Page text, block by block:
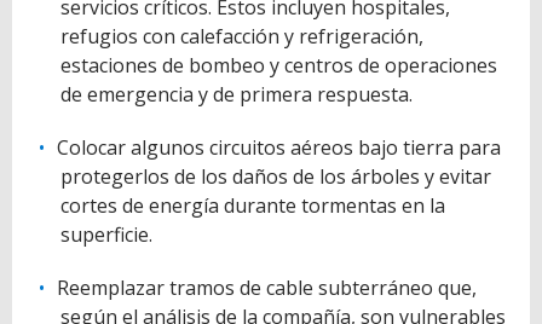
servicios críticos. Estos incluyen hospitales,
refugios con calefacción y refrigeración,
estaciones de bombeo y centros de operaciones
de emergencia y de primera respuesta.
Colocar algunos circuitos aéreos bajo tierra para
protegerlos de los daños de los árboles y evitar
cortes de energía durante tormentas en la
superficie.
Reemplazar tramos de cable subterráneo que,
según el análisis de la compañía, son vulnerables